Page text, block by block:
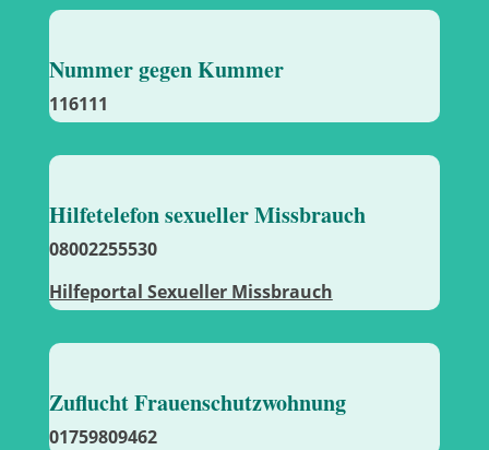
Nummer gegen Kummer
116111
Hilfetelefon sexueller Missbrauch
08002255530
Hilfeportal Sexueller Missbrauch
Zuflucht Frauenschutzwohnung
01759809462